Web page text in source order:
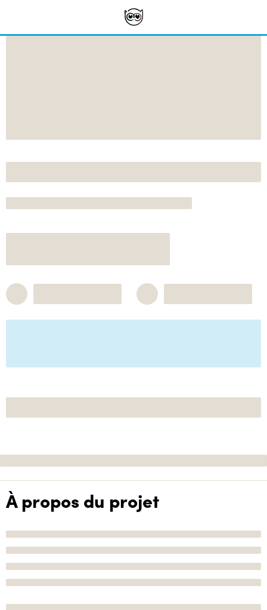
À propos du projet